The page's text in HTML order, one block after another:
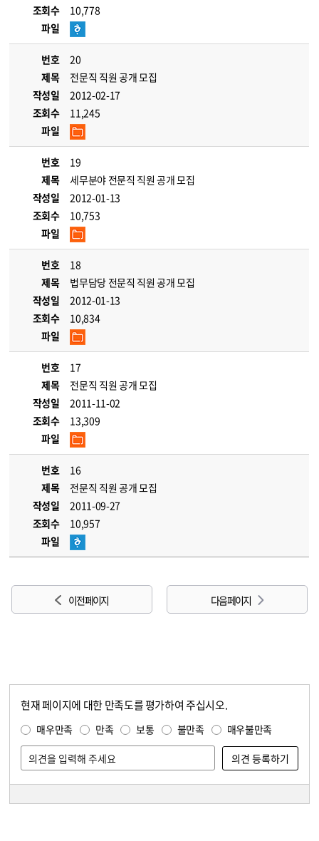
조회수
10,778
파일
번호
20
제목
전문직 직원 공개 모집
작성일
2012-02-17
조회수
11,245
파일
번호
19
제목
세무분야 전문직 직원 공개 모집
작성일
2012-01-13
조회수
10,753
파일
번호
18
제목
법무담당 전문직 직원 공개 모집
작성일
2012-01-13
조회수
10,834
파일
번호
17
제목
전문직 직원 공개 모집
작성일
2011-11-02
조회수
13,309
파일
번호
16
제목
전문직 직원 공개 모집
작성일
2011-09-27
조회수
10,957
파일
이전 페이지 다음 페이지
현재 페이지에 대한 만족도를 평가하여 주십시오.
매우만족 만족 보통 불만족 매우불만족